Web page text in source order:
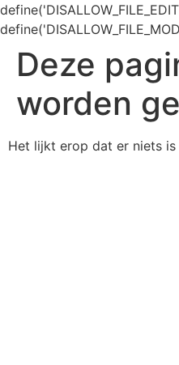
Deze
worden
Het lijkt erop dat er niets